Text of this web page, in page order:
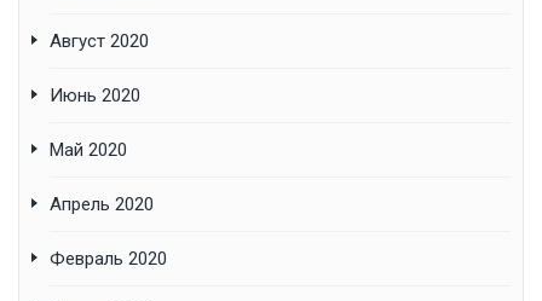
Август 2020
Июнь 2020
Май 2020
Апрель 2020
Февраль 2020